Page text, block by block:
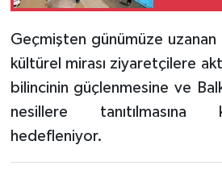
Geçmişten günümüze
kültürel mirası ziyaretçilere
bilincinin güçlenmesine ve
nesillere tanıtılmasına
hedefleniyor.